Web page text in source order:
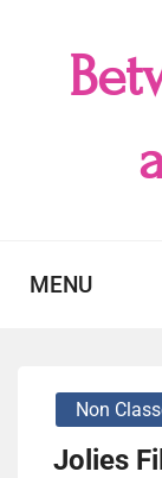
MENU
Non
Jolies